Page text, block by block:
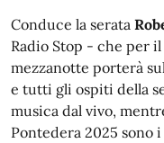
Conduce la serata
Radio Stop - che per
mezzanotte porterà
e tutti gli ospiti della
musica dal vivo,
Pontedera 2025 sono